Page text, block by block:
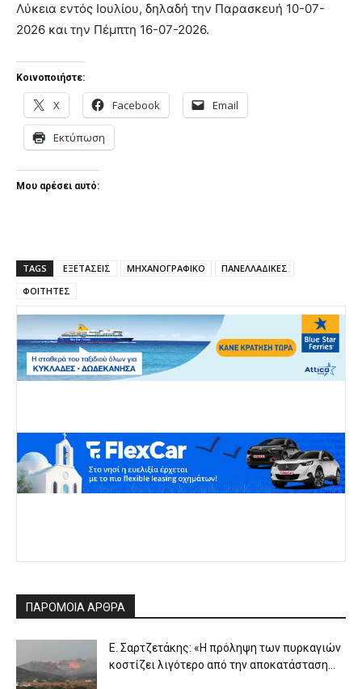
Λύκεια εντός Ιουλίου, δηλαδή την Παρασκευή 10-07-
2026 και την Πέμπτη 16-07-2026.
Κοινοποιήστε:
X Facebook Email
Εκτύπωση
Μου αρέσει αυτό:
TAGS ΕΞΕΤΑΣΕΙΣ ΜΗΧΑΝΟΓΡΑΦΙΚΟ
ΠΑΝΕΛΛΑΔΙΚΕΣ
ΦΟΙΤΗΤΕΣ
ΠΑΡΟΜΟΙΑ ΑΡΘΡΑ
Ε. Σαρτζετάκης: «Η πρόληψη των πυρκαγιών
κοστίζει λιγότερο από την αποκατάσταση...